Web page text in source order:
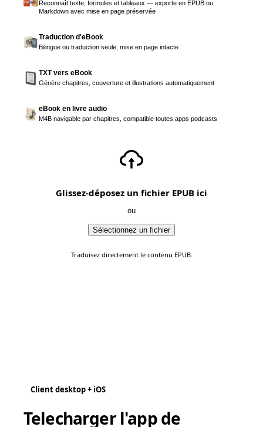
Reconnaît texte, formules et tableaux — exporte en EPUB ou
Markdown avec mise en page préservée
Traduction d'eBook
Bilingue ou traduction seule, mise en page intacte
TXT vers eBook
Génère chapitres, couverture et illustrations automatiquement
eBook en livre audio
M4B navigable par chapitres, compatible toutes apps podcasts
Glissez-déposez un fichier EPUB ici
ou
Sélectionnez un fichier
Traduisez directement le contenu EPUB.
Client desktop + iOS
Telecharger l'app de